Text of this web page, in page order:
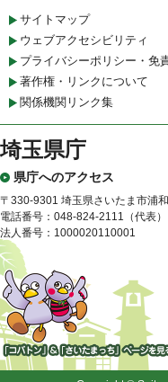
サイトマップ
ウェブアクセシビリティ
プライバシーポリシー・免
著作権・リンクについて
関係機関リンク集
埼玉県庁
県庁へのアクセス
〒330-9301 埼玉県さいたま市浦
電話番号：048-824-2111（代表）
法人番号：1000020110001
「コバトン」&「さいたまっ